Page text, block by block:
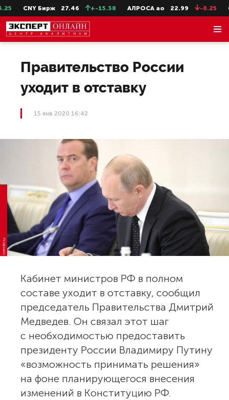
CNY Бирж 27.46 +-15.38 АЛРОСА ао 22.99 -0.25
Правительство России
уходит в отставку
15 янв 2020 16:42
kremlin.ru
Кабинет министров РФ в полном
составе уходит в отставку, сообщил
председатель Правительства Дмитрий
Медведев. Он связал этот шаг
с необходимостью предоставить
президенту России Владимиру Путину
«возможность принимать решения»
на фоне планирующегося внесения
изменений в Конституцию РФ.